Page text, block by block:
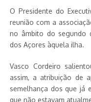
O Presidente do
reunião com a
no âmbito do segundo
dos Açores àquela ilha.
Vasco Cordeiro
assim, a atribuição de
semelhança dos que já
que não estavam